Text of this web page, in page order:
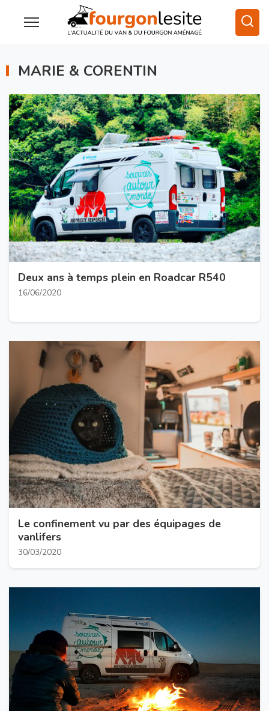
MARIE & CORENTIN
Deux ans à temps plein en Roadcar R540
16/06/2020
Le confinement vu par des équipages de
vanlifers
30/03/2020